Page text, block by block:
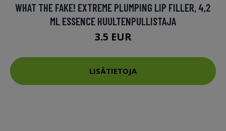
WHAT THE FAKE! EXTREME PLUMPING LIP FILLER, 4,2
ML ESSENCE HUULTENPULLISTAJA
3.5 EUR
LISÄTIETOJA